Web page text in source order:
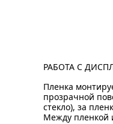
РАБОТА С
Пленка
прозрачной
стекло), за
Между пленкой